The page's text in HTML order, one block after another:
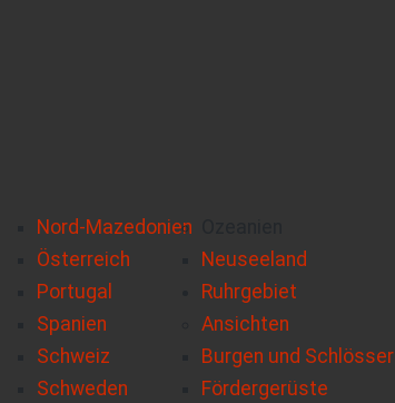
Nord-Mazedonien
Österreich
Portugal
Spanien
Schweiz
Schweden
Neuseeland
Ruhrgebiet
Ansichten
Burgen und Schlösser
Fördergerüste